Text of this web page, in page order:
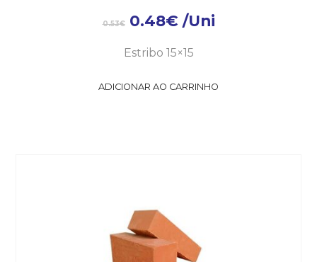
0.53€ 0.48€ /Uni
Estribo 15×15
ADICIONAR AO CARRINHO